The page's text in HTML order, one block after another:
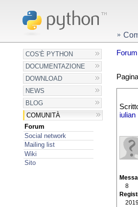
COS'È PYTHON
DOCUMENTAZIONE
DOWNLOAD
NEWS
BLOG
COMUNITÀ
Forum
Social network
Mailing list
Wiki
Sito
Forum
iulian
8